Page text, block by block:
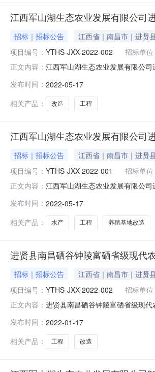
江西军山湖生态农业发展有限公司
招标｜招标公告 江西省｜南昌市｜进贤
项目编号： YTHS-JXX-2022-002 招标单位
正文内容： 江西军山湖生态农业发展有限公
县公告时间2022年05月17日
三里乡军山湖采购单位联
发布时间： 2022-05-17
相关产品：
改造 工程
江西军山湖生态农业发展有限公司
招标｜招标公告 江西省｜南昌市｜进贤
项目编号： YTHS-JXX-2022-001 招标单位
正文内容： 江西军山湖生态农业发展有限公
17日11:14联系人及联系方式：项
徐先生15079017
发布时间： 2022-05-17
相关产品：
水产 工程 养殖基地改造
进贤县南昌硒谷钟陵富硒省级现代
招标｜招标公告 江西省｜南昌市｜进贤
项目编号： YTHS-JXX-2022-002 招标单位
正文内容： 进贤县南昌硒谷钟陵富硒省级现
01月17日14:38获取采购文件时
发布时间： 2022-01-17
相关产品：
工程 改造